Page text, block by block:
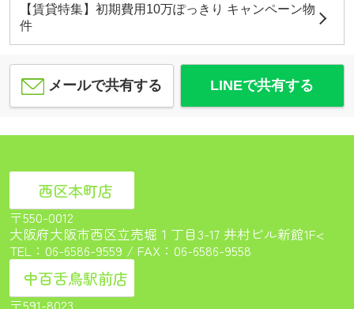
【賃貸特集】初期費用10万ぽっきり キャンペーン物
件
メールで共有する LINEで共有する
西区本町店
〒550-0012
大阪府大阪市西区立売堀１丁目3-17 井村ビル新館1F<
TEL： 06-6586-9559 / FAX：06-6586-9558
中百舌鳥駅前店
〒591-8023